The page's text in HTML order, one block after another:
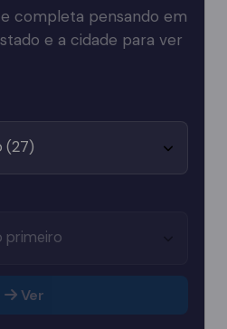
completa pensando em
e a cidade para ver
Ver